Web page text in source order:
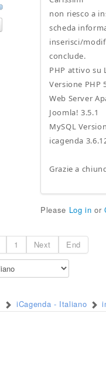
non riesco a
scheda
inserisci/
conclude.
PHP attivo su
Versione PHP
Web Server
Joomla! 3.5.1
MySQL
icagenda
Grazie a
Please Log in or
1 Next End
iCagenda - Italiano